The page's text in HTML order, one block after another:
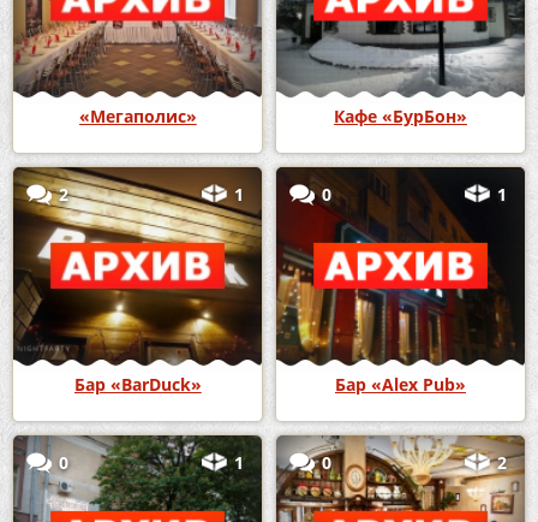
«Мегаполис» Кафе «БурБон»
2 1
Бар «BarDuck»
0 1
Бар «Alex Pub»
0 1 0 2